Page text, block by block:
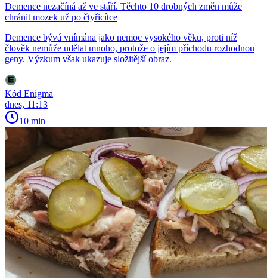
Demence nezačíná až ve stáří. Těchto 10 drobných změn může
chránit mozek už po čtyřicítce
Demence bývá vnímána jako nemoc vysokého věku, proti níž
člověk nemůže udělat mnoho, protože o jejím příchodu rozhodnou
geny. Výzkum však ukazuje složitější obraz.
Kód Enigma
dnes, 11:13
10 min